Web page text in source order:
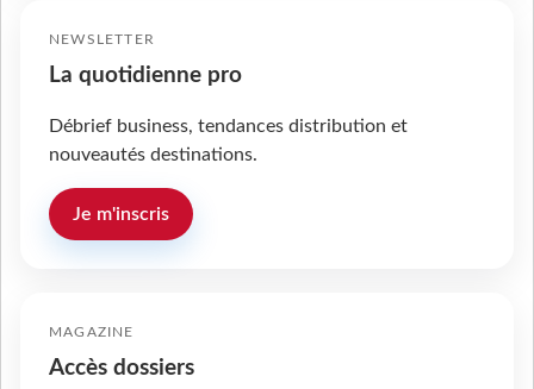
NEWSLETTER
La quotidienne pro
Débrief business, tendances distribution et
nouveautés destinations.
Je m'inscris
MAGAZINE
Accès dossiers